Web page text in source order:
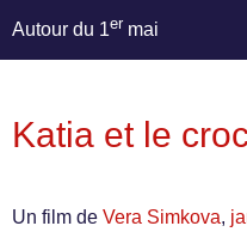
Autour du 1er mai
Katia et le
Un film de Vera Simkova,